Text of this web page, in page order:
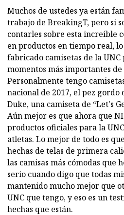
Muchos de ustedes ya están
trabajo de BreakingT, pero si
contarles sobre esta increíble
en productos en tiempo real,
fabricado camisetas de la UNC
momentos más importantes de
Personalmente tengo
nacional de 2017, el pez gordo
Duke, una camiseta de “Let's
Aún mejor es que ahora que
productos oficiales para la
atletas. Lo mejor de todo es
hechas de telas de primera
las camisas más cómodas que
serio cuando digo que todas
mantenido mucho mejor que
UNC que tengo, y eso es un
hechas que están.